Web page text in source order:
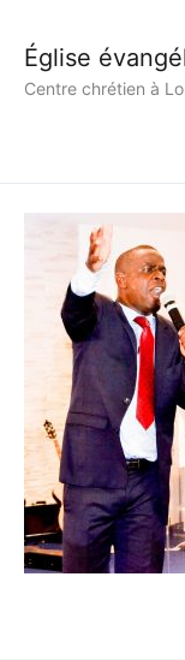
Église
Centre chrétien à